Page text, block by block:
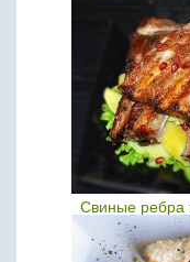
Свиные ребра